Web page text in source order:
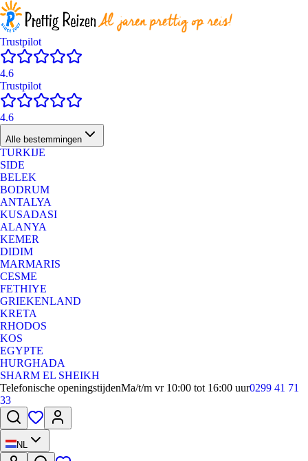
Trustpilot
4.6
Trustpilot
4.6
Alle bestemmingen
TURKIJE
SIDE
BELEK
BODRUM
ANTALYA
KUSADASI
ALANYA
KEMER
DIDIM
MARMARIS
CESME
FETHIYE
GRIEKENLAND
KRETA
RHODOS
KOS
EGYPTE
HURGHADA
SHARM EL SHEIKH
Telefonische openingstijdenMa/t/m vr 10:00 tot 16:00 uur0299 41 71
33
NL